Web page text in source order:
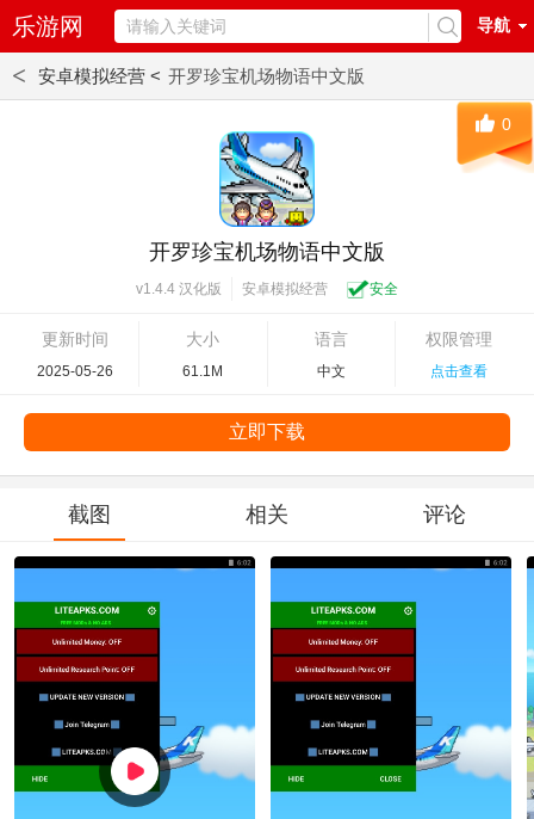
乐游网 导航
< 安卓模拟经营 < 开罗珍宝机场物语中文版
开罗珍宝机场物语中文版
v1.4.4 汉化版 安卓模拟经营 安全
更新时间
2025-05-26
大小
61.1M
语言
中文
权限管理
点击查看
0
立即下载
截图 相关 评论